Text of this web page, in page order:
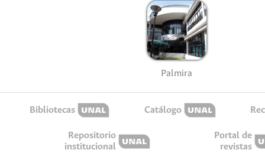
Palmira
Bibliotecas Catálogo
Repositorio
institucional
Portal de
revistas